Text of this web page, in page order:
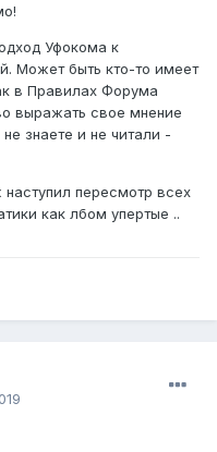
Уфокома к
Может быть кто-то имеет
в Правилах Форума
выражать свое мнение
знаете и не читали -
пересмотр всех
как лбом упертые ..